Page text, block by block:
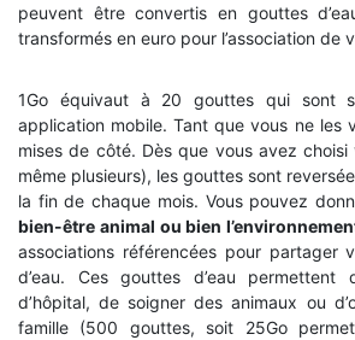
peuvent être convertis en gouttes
transformés en euro pour l’association de
1Go équivaut à 20 gouttes qui sont
application mobile. Tant que vous ne les
mises de côté. Dès que vous avez choisi
même plusieurs), les gouttes sont
la fin de chaque mois. Vous pouvez
bien-être animal ou bien
associations référencées pour partager
d’eau. Ces gouttes d’eau
d’hôpital, de soigner des animaux ou
famille (500 gouttes, soit 25Go